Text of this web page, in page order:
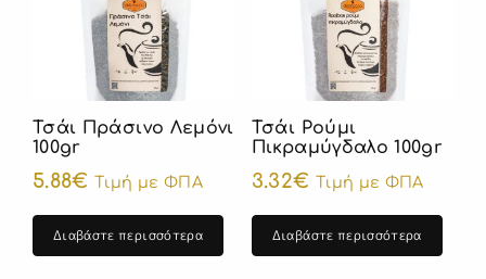
Τσάι Πράσινο Λεμόνι
100gr
5.88€ Τιμή με ΦΠΑ
Διαβάστε περισσότερα
Τσάι Ρούμι
Πικραμύγδαλο 100gr
3.32€ Τιμή με ΦΠΑ
Διαβάστε περισσότερα